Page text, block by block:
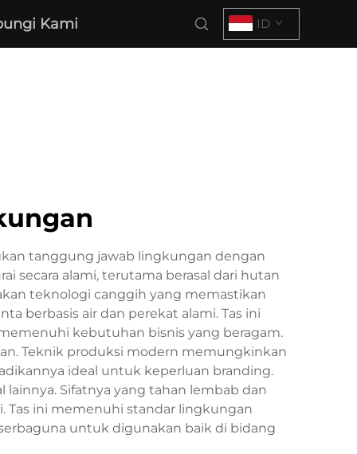
Kami ID
tanggung jawab lingkungan dengan
secara alami, terutama berasal dari hutan
teknologi canggih yang memastikan
berbasis air dan perekat alami. Tas ini
kebutuhan bisnis yang beragam.
Teknik produksi modern memungkinkan
ideal untuk keperluan branding.
lainnya. Sifatnya yang tahan lembab dan
Tas ini memenuhi standar lingkungan
untuk digunakan baik di bidang